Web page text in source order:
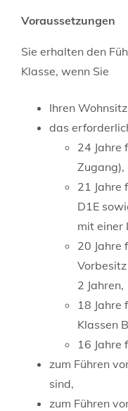
Voraussetzungen
Sie erhalten den
Klasse, wenn Sie
Ihren
das
24 Jahre
Zugang),
21 Jahre
D1E
mit einer
20 Jahre
2 Jahren,
18 Jahre
Klassen
16 Jahre
zum Führen
sind,
zum Führen